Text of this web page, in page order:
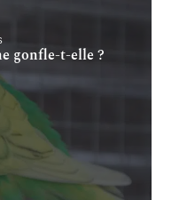
gonfle-t-elle ?